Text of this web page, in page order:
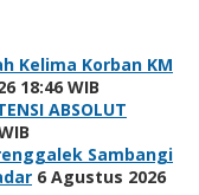
Kelima Korban KM
18:46 WIB
ABSOLUT
Sambangi
6 Agustus 2026